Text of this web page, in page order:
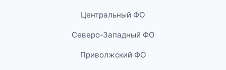
Центральный ФО
Северо-Западный ФО
Приволжский ФО